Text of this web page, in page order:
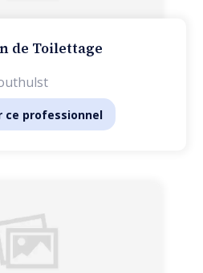
de Toilettage
ce professionnel